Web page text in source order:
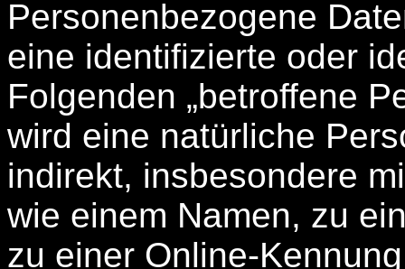
Personenbezogene
eine identifizierte oder
Folgenden „betroffene
wird eine natürliche
indirekt, insbesondere
wie einem Namen, zu
zu einer Online-